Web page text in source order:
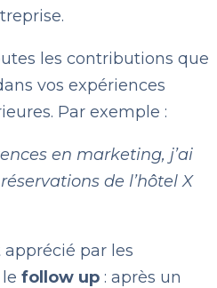
les contributions que
vos expériences
Par exemple :
en marketing, j’ai
de l’hôtel X
par les
lefollow up : après un